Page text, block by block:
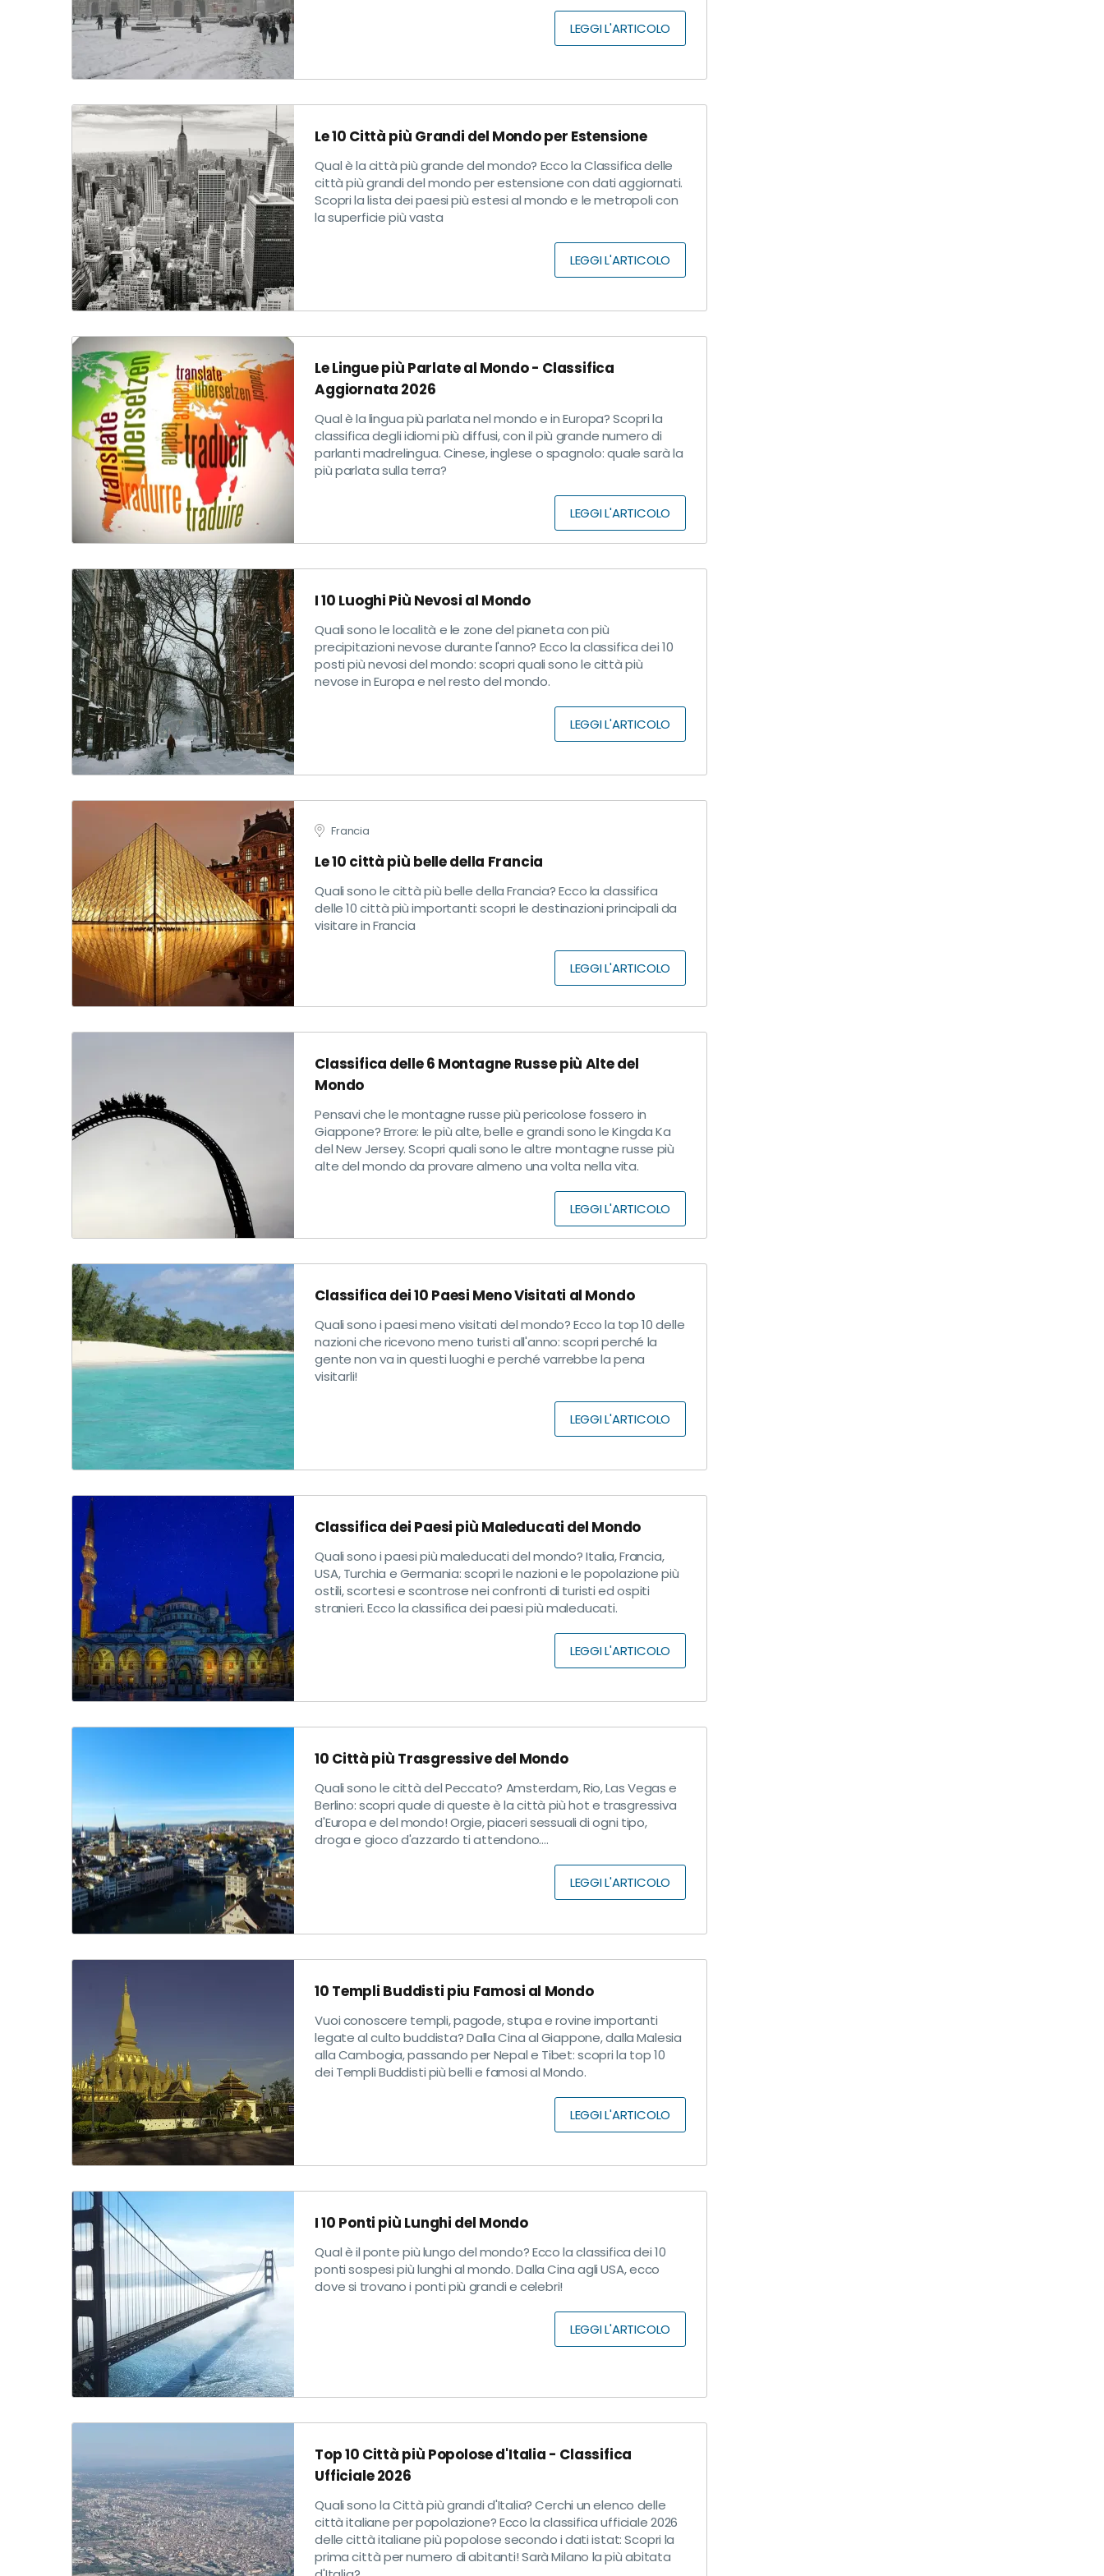
LEGGI L'ARTICOLO
Le 10 Città più Grandi del Mondo per Estensione
Qual è la città più grande del mondo? Ecco la Classifica delle
città più grandi del mondo per estensione con dati aggiornati.
Scopri la lista dei paesi più estesi al mondo e le metropoli con
la superficie più vasta
LEGGI L'ARTICOLO
Le Lingue più Parlate al Mondo - Classifica
Aggiornata 2026
Qual è la lingua più parlata nel mondo e in Europa? Scopri la
classifica degli idiomi più diffusi, con il più grande numero di
parlanti madrelingua. Cinese, inglese o spagnolo: quale sarà la
più parlata sulla terra?
LEGGI L'ARTICOLO
I 10 Luoghi Più Nevosi al Mondo
Quali sono le località e le zone del pianeta con più
precipitazioni nevose durante l'anno? Ecco la classifica dei 10
posti più nevosi del mondo: scopri quali sono le città più
nevose in Europa e nel resto del mondo.
LEGGI L'ARTICOLO
Francia
Le 10 città più belle della Francia
Quali sono le città più belle della Francia? Ecco la classifica
delle 10 città più importanti: scopri le destinazioni principali da
visitare in Francia
LEGGI L'ARTICOLO
Classifica delle 6 Montagne Russe più Alte del
Mondo
Pensavi che le montagne russe più pericolose fossero in
Giappone? Errore: le più alte, belle e grandi sono le Kingda Ka
del New Jersey. Scopri quali sono le altre montagne russe più
alte del mondo da provare almeno una volta nella vita.
LEGGI L'ARTICOLO
Classifica dei 10 Paesi Meno Visitati al Mondo
Quali sono i paesi meno visitati del mondo? Ecco la top 10 delle
nazioni che ricevono meno turisti all'anno: scopri perché la
gente non va in questi luoghi e perché varrebbe la pena
visitarli!
LEGGI L'ARTICOLO
Classifica dei Paesi più Maleducati del Mondo
Quali sono i paesi più maleducati del mondo? Italia, Francia,
USA, Turchia e Germania: scopri le nazioni e le popolazione più
ostili, scortesi e scontrose nei confronti di turisti ed ospiti
stranieri. Ecco la classifica dei paesi più maleducati.
LEGGI L'ARTICOLO
10 Città più Trasgressive del Mondo
Quali sono le città del Peccato? Amsterdam, Rio, Las Vegas e
Berlino: scopri quale di queste è la città più hot e trasgressiva
d'Europa e del mondo! Orgie, piaceri sessuali di ogni tipo,
droga e gioco d'azzardo ti attendono....
LEGGI L'ARTICOLO
10 Templi Buddisti piu Famosi al Mondo
Vuoi conoscere templi, pagode, stupa e rovine importanti
legate al culto buddista? Dalla Cina al Giappone, dalla Malesia
alla Cambogia, passando per Nepal e Tibet: scopri la top 10
dei Templi Buddisti più belli e famosi al Mondo.
LEGGI L'ARTICOLO
I 10 Ponti più Lunghi del Mondo
Qual è il ponte più lungo del mondo? Ecco la classifica dei 10
ponti sospesi più lunghi al mondo. Dalla Cina agli USA, ecco
dove si trovano i ponti più grandi e celebri!
LEGGI L'ARTICOLO
Top 10 Città più Popolose d'Italia - Classifica
Ufficiale 2026
Quali sono la Città più grandi d'Italia? Cerchi un elenco delle
città italiane per popolazione? Ecco la classifica ufficiale 2026
delle città italiane più popolose secondo i dati istat: Scopri la
prima città per numero di abitanti! Sarà Milano la più abitata